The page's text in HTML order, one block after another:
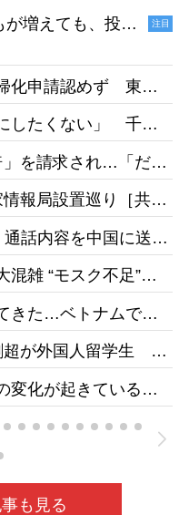
増えても、投票
時、私たちは政治
いでしょう」［デ
1
注目
化申請認めず 東京
は認めらない」［産
したくない」 千葉
26/05
」を請求され…「だか
場で頑張るベトナ
26/05
報局設置巡り［共
通話内容を中国に送
［台湾］26/05
混雑 “モスク不足”訴
きた…ベトナムで募
東京新聞］26/05
超が外国人留学生 志
新聞］26/05
変化が起きている
が懸念［東京新聞］
も見る